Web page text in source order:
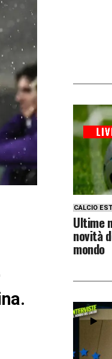
CALCIO
Ultime
novità
mondo